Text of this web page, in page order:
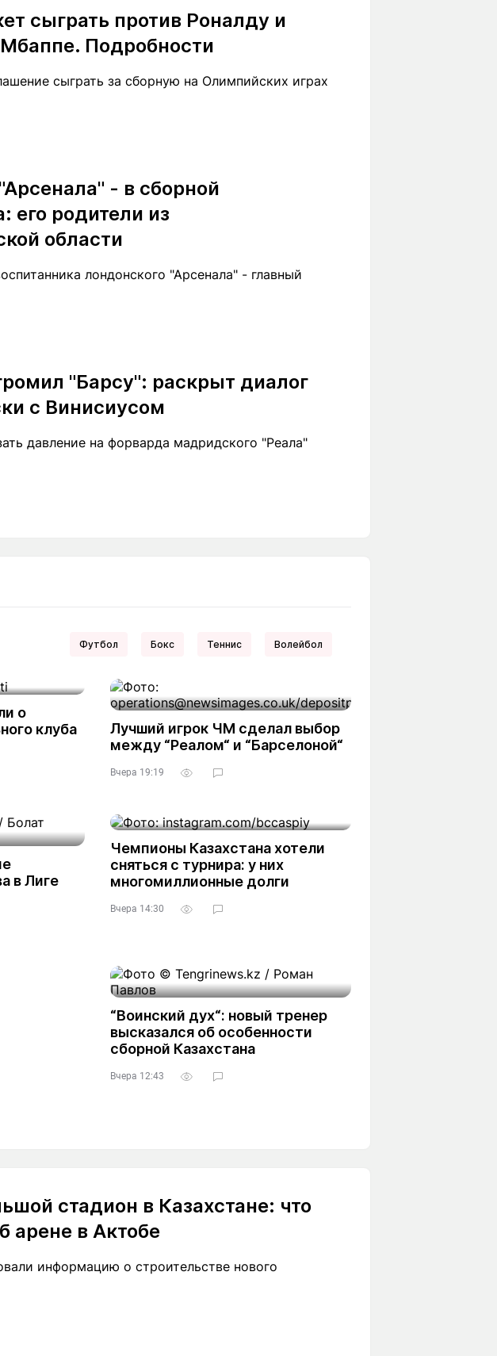
сыграть против Роналду и
Подробности
сыграть за сборную на Олимпийских играх
- в сборной
его родители из
области
лондонского "Арсенала" - главный
"Барсу": раскрыт диалог
с Винисиусом
давление на форварда мадридского "Реала"
Футбол Бокс Теннис Волейбол
о
клуба
Лучший игрок ЧМ сделал выбор
между “Реалом“ и “Барселоной“
Вчера 19:19
в Лиге
Чемпионы Казахстана хотели
сняться с турнира: у них
многомиллионные долги
Вчера 14:30
“Воинский дух“: новый тренер
высказался об особенности
сборной Казахстана
Вчера 12:43
стадион в Казахстане: что
арене в Актобе
информацию о строительстве нового